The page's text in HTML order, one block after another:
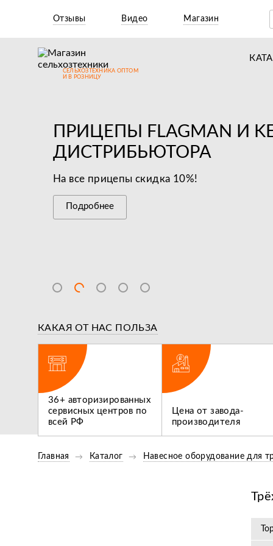
Отзывы Видео Магазин
СЕЛЬХОЗТЕХНИКА ОПТОМ
И В РОЗНИЦУ
ПРИЦЕПЫ FLAGMAN И
ДИСТРИБЬЮТОРА
На все прицепы скидка 10%!
Подробнее
КАКАЯ ОТ НАС ПОЛЬЗА
36+ авторизированных
сервисных центров по
всей РФ
Цена от завода-
производителя
Обзор Опрыскивателей
Flagman 300/1 И Flagman
400/1
Нам
трактор
Главная Каталог Навесное оборудование для